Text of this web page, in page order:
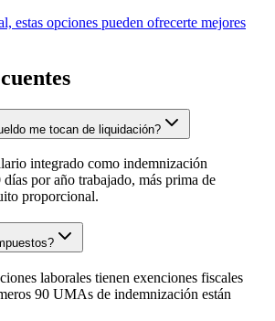
estas opciones pueden ofrecerte mejores
me tocan de liquidación?
integrado como indemnización
por año trabajado, más prima de
proporcional.
laborales tienen exenciones fiscales
90 UMAs de indemnización están